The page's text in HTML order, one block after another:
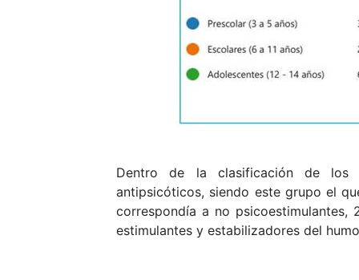
Dentro de la clasificación de los
antipsicóticos, siendo este grupo el
correspondía a no psicoestimulantes,
estimulantes y estabilizadores del